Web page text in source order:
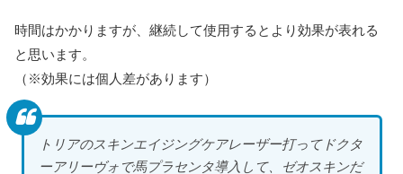
時間はかかりますが、継続して使用するとより効果が表れる
と思います。
（※効果には個人差があります）
トリアのスキンエイジングケアレーザー打ってドクタ
ーアリーヴォで馬プラセンタ導入して、ゼオスキンだ